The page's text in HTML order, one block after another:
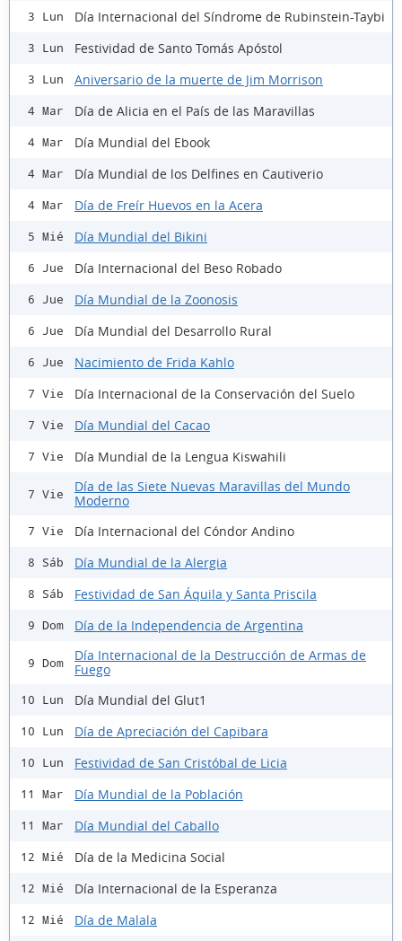
3 Lun Día Internacional del Síndrome de Rubinstein-Taybi
3 Lun Festividad de Santo Tomás Apóstol
3 Lun Aniversario de la muerte de Jim Morrison
4 Mar Día de Alicia en el País de las Maravillas
4 Mar Día Mundial del Ebook
4 Mar Día Mundial de los Delfines en Cautiverio
4 Mar Día de Freír Huevos en la Acera
5 Mié Día Mundial del Bikini
6 Jue Día Internacional del Beso Robado
6 Jue Día Mundial de la Zoonosis
6 Jue Día Mundial del Desarrollo Rural
6 Jue Nacimiento de Frida Kahlo
7 Vie Día Internacional de la Conservación del Suelo
7 Vie Día Mundial del Cacao
7 Vie Día Mundial de la Lengua Kiswahili
7 Vie
Día de las Siete Nuevas Maravillas del Mundo
Moderno
7 Vie Día Internacional del Cóndor Andino
8 Sáb Día Mundial de la Alergia
8 Sáb Festividad de San Áquila y Santa Priscila
9 Dom Día de la Independencia de Argentina
9 Dom
Día Internacional de la Destrucción de Armas de
Fuego
10 Lun Día Mundial del Glut1
10 Lun Día de Apreciación del Capibara
10 Lun Festividad de San Cristóbal de Licia
11 Mar Día Mundial de la Población
11 Mar Día Mundial del Caballo
12 Mié Día de la Medicina Social
12 Mié Día Internacional de la Esperanza
12 Mié Día de Malala